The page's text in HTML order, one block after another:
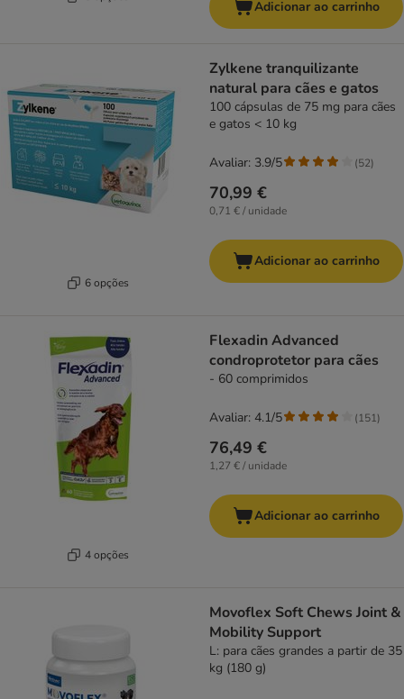
Adicionar ao carrinho
6 opções
Zylkene tranquilizante
natural para cães e gatos
100 cápsulas de 75 mg para cães
e gatos < 10 kg
70,99 €
0,71 € / unidade
Avaliar: 3.9/5 (52)
Adicionar ao carrinho
4 opções
Flexadin Advanced
condroprotetor para cães
- 60 comprimidos
76,49 €
1,27 € / unidade
Avaliar: 4.1/5 (151)
Adicionar ao carrinho
Movoflex Soft Chews Joint &
Mobility Support
L: para cães grandes a partir de 35
kg (180 g)